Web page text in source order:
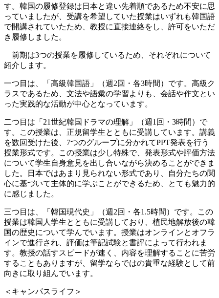
す。韓国の履修登録は日本と違い先着順であるため不安に思
っていましたが、受講を希望していた授業はいずれも韓国語
で開講されていたため、教授に直接連絡をし、許可をいただ
き履修しました。
前期は3つの授業を履修しているため、それぞれについて
紹介します。
一つ目は、「高級韓国語」（週2回・各3時間）です。高級ク
ラスであるため、文法や語彙の学習よりも、会話や作文とい
った実践的な活動が中心となっています。
二つ目は「21世紀韓国ドラマの理解」（週1回・3時間）で
す。この授業は、正規留学生とともに受講しています。講義
を数回受けた後、7つのグループに分かれてPPT発表を行う
授業形式です。この授業は少し特殊で、発表形式や評価方法
について学生自身意見を出し合いながら決めることができま
した。日本ではあまり見られない形式であり、自分たちの関
心に基づいて主体的に学ぶことができるため、とても魅力的
に感じました。
三つ目は、「韓国現代史」（週2回・各1.5時間）です。この
授業は韓国人学生とともに受講しており、植民地解放後の韓
国の歴史について学んでいます。授業はオンラインとオフラ
インで進行され、評価は筆記試験と書評によって行われま
す。教授の話すスピードが速く、内容を理解することに苦労
することもありますが、留学ならではの貴重な経験として前
向きに取り組んでいます。
＜キャンパスライフ＞